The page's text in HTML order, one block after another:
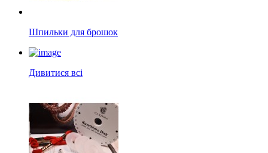
Шпильки для брошок
Дивитися всі